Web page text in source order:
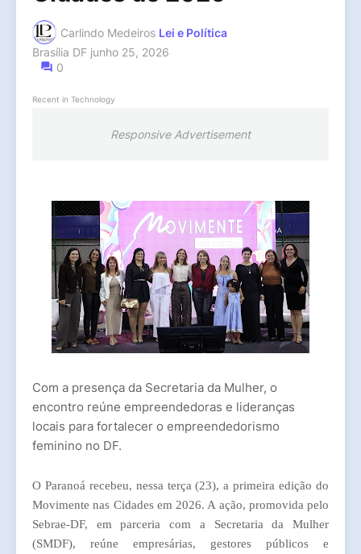
Carlindo Medeiros Lei e Política
Brasília DF junho 25, 2026
0
Recent in Technology
Responsive Advertisement
Com a presença da Secretaria da Mulher, o
encontro reúne empreendedoras e lideranças
locais para fortalecer o empreendedorismo
feminino no DF.
O Paranoá recebeu, nessa terça (23), a primeira edição do
Movimente nas Cidades em 2026. A ação, promovida pelo
Sebrae-DF, em parceria com a Secretaria da Mulher
(SMDF), reúne empresárias, gestores públicos e